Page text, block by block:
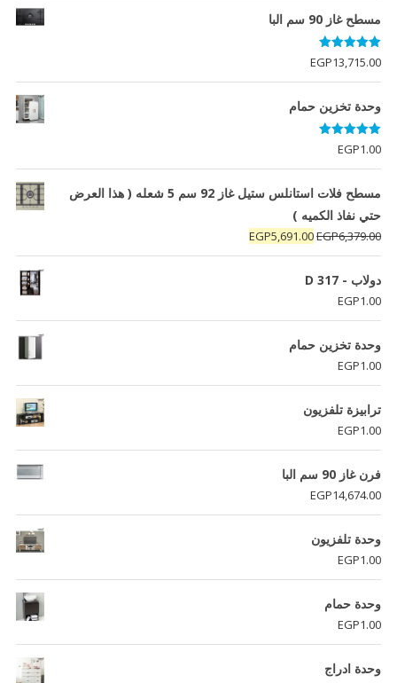
مسطح غاز 90 سم البا
تم التقييم
5.00من 5 EGP13,715.00
وحدة تخزين حمام
تم التقييم
5.00
من 5
EGP1.00
مسطح فلات استانلس ستيل غاز 92 سم 5 شعله ( هذا العرض
حتي نفاذ الكميه )
EGP6,379.00
السعر
الأصلي
هو:
EGP5,691.00
السعر
الحالي
دولاب - D 317
EGP1.00
وحدة تخزين حمام
EGP1.00
ترابيزة تلفزيون
EGP1.00
فرن غاز 90 سم البا
EGP14,674.00
وحدة تلفزيون
EGP1.00
وحدة حمام
EGP1.00
وحدة ادراج